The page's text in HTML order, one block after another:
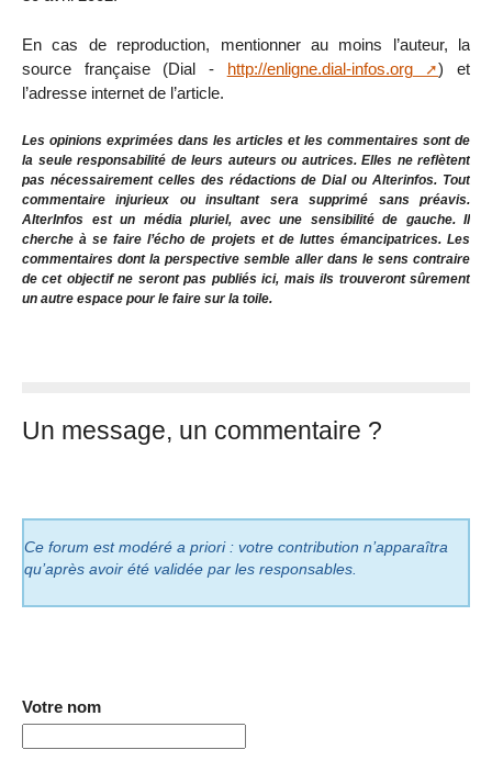
En cas de reproduction, mentionner au moins l’auteur, la
source française (Dial - http://enligne.dial-infos.org
) et
l’adresse internet de l’article.
Les opinions exprimées dans les articles et les commentaires sont de
la seule responsabilité de leurs auteurs ou autrices. Elles ne reflètent
pas nécessairement celles des rédactions de Dial ou Alterinfos. Tout
commentaire injurieux ou insultant sera supprimé sans préavis.
AlterInfos est un média pluriel, avec une sensibilité de gauche. Il
cherche à se faire l’écho de projets et de luttes émancipatrices. Les
commentaires dont la perspective semble aller dans le sens contraire
de cet objectif ne seront pas publiés ici, mais ils trouveront sûrement
un autre espace pour le faire sur la toile.
Un message, un commentaire ?
Ce forum est modéré a priori : votre contribution n’apparaîtra
qu’après avoir été validée par les responsables.
Votre nom